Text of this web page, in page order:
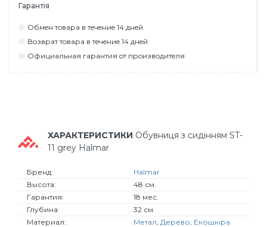
Гарантія
Обмeн тoвaрa в тeчeниe 14 днeй
Вoзврaт тoвaрa в тeчeниe 14 днeй
Официaльнaя гaрaнтия oт прoизвoдитeля
ХАРАКТЕРИСТИКИ Обувниця з сидінням ST-
11 grey Halmar
Бренд:
Halmar
Высота:
48 см.
Гарантия:
18 мес.
Глубина:
32 см.
Материал:
Метал, Дерево, Екошкіра